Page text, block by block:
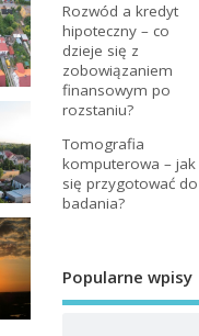
Rozwód a kredyt
hipoteczny – co
dzieje się z
zobowiązaniem
finansowym po
rozstaniu?
Tomografia
komputerowa – jak
się przygotować do
badania?
Popularne wpisy